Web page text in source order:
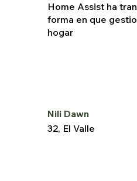
Home Assist ha
forma en que
hogar
Nili Dawn
32, El Valle